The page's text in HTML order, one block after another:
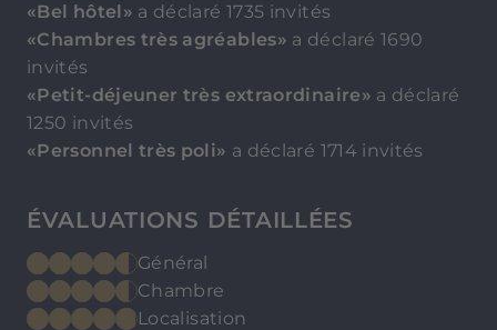
«Bel hôtel» a déclaré 1735 invités
«Chambres très agréables» a déclaré 1690
invités
«Petit-déjeuner très extraordinaire» a déclaré
1250 invités
«Personnel très poli» a déclaré 1714 invités
ÉVALUATIONS DÉTAILLÉES
Général
Chambre
Localisation